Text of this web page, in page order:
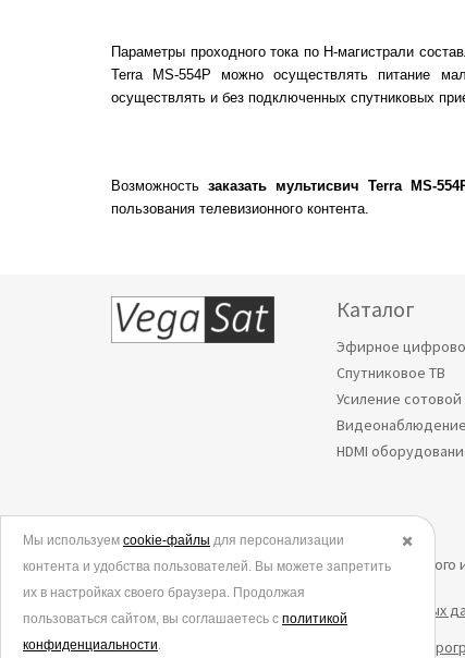
Параметры проходного тока по H-магистрали
Terra MS-554P можно осуществлять питание
осуществлять и без подключенных спутниковых
Возможностьзаказать мультисвич Terra MS-
пользования телевизионного контента.
Каталог
Эфирное
Спутниковое ТВ
Усиление сотовой
Видеонаблюдение
HDMI
© 2006-2026.
Все права защищены. Интернет-магазин эфирного
Политика в отношении обработки персональных
Согласие на обработку данных метрическими
✖️
Мы используем cookie-файлы для персонализации
контента и удобства пользователей. Вы можете запретить
их в настройках своего браузера. Продолжая
пользоваться сайтом, вы соглашаетесь с политикой
конфиденциальности.